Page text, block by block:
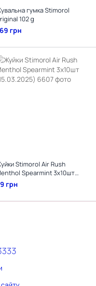
гумка Stimorol
102 g
грн
Stimorol Air Rush
Spearmint 3х10шт
грн